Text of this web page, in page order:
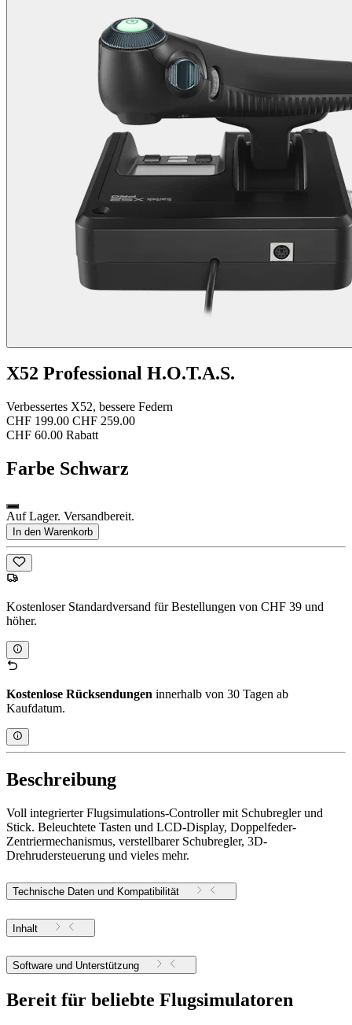
X52 Professional H.O.T.A.S.
Verbessertes X52, bessere Federn
CHF 199.00 CHF 259.00
CHF 60.00 Rabatt
Farbe Schwarz
Auf Lager. Versandbereit.
In den Warenkorb
Kostenloser Standardversand für Bestellungen von CHF 39 und
höher.
Kostenlose Rücksendungen innerhalb von 30 Tagen ab
Kaufdatum.
Beschreibung
Voll integrierter Flugsimulations-Controller mit Schubregler und
Stick. Beleuchtete Tasten und LCD-Display, Doppelfeder-
Zentriermechanismus, verstellbarer Schubregler, 3D-
Drehrudersteuerung und vieles mehr.
Technische Daten und Kompatibilität
Inhalt
Software und Unterstützung
Bereit für beliebte Flugsimulatoren